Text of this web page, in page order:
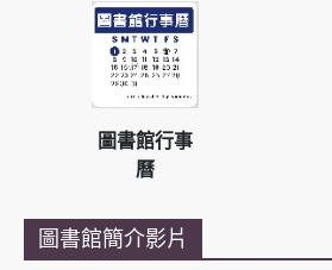
圖書館行事
曆
圖書館簡介影片